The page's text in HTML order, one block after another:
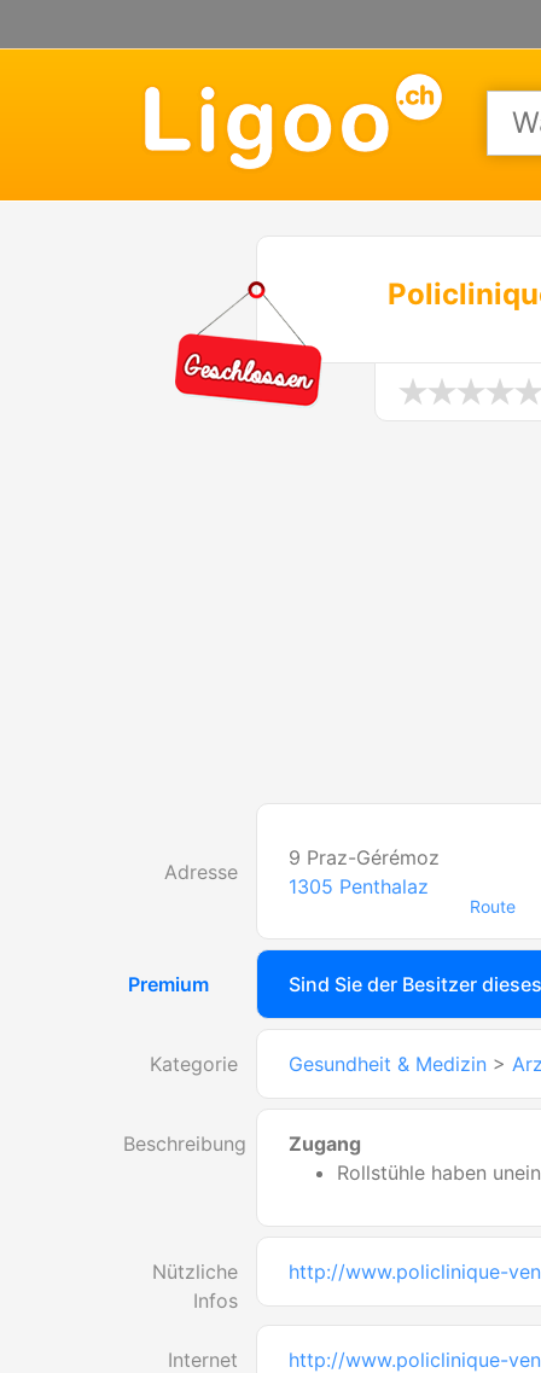
Adresse
9 Praz-Gérémoz
1305 Penthalaz
Route
Premium Sind Sie der Besitzer
Kategorie Gesundheit & Medizin >
Beschreibung
Zugang
Rollstühle haben
Nützliche
Infos
http://www.policlinique-
Internet http://www.policlinique-